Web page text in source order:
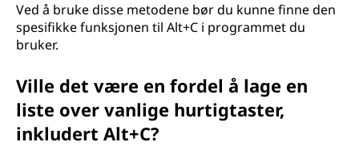
Ved å bruke disse metodene bør du kunne finne den
spesifikke funksjonen til Alt+C i programmet du
bruker.
Ville det være en fordel å lage en
liste over vanlige hurtigtaster,
inkludert Alt+C?